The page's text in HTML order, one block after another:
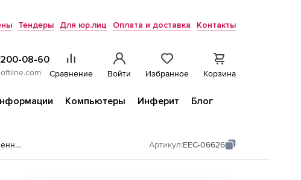
Тендеры Для юр.лиц Оплата и доставка Контакты
08-60
Сравнение Войти Избранное Корзина
Компьютеры Инферит
Блог
Sike. Электронный курс Сельскохозяйственное оборудование. Плуги Артикул:EEC-06626